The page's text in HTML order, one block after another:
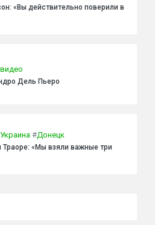
«Вы действительно поверили в
видео
Дель Пьеро
Украина #Донецк
«Мы взяли важные три